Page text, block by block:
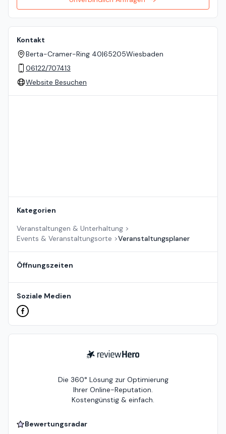
Kontakt
Berta-Cramer-Ring 40|65205Wiesbaden
06122/707413
Website Besuchen
Kategorien
Veranstaltungen & Unterhaltung >
Events & Veranstaltungsorte >Veranstaltungsplaner
Öffnungszeiten
Soziale Medien
ReviewHero
Die 360° Lösung zur Optimierung
Ihrer Online-Reputation.
Kostengünstig & einfach.
Bewertungsradar